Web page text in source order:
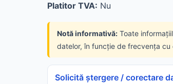
Platitor TVA: Nu
Notă informativă: Toate
datelor, în funcție de frecvența
Solicită ștergere / corectare